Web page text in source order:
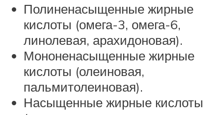
Полиненасыщенные жирные
кислоты (омега-3, омега-6,
линолевая, арахидоновая).
Мононенасыщенные жирные
кислоты (олеиновая,
пальмитолеиновая).
Насыщенные жирные кислоты